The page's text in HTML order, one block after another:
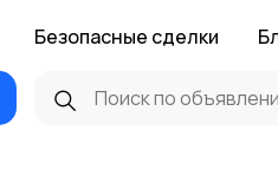
Безопасные сделки